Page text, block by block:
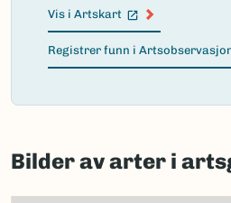
Vis i Artskart
(Ekstern lenke)
Registrer funn i
(Ekstern lenke)
Failed
load
map.
Bilder av arter i